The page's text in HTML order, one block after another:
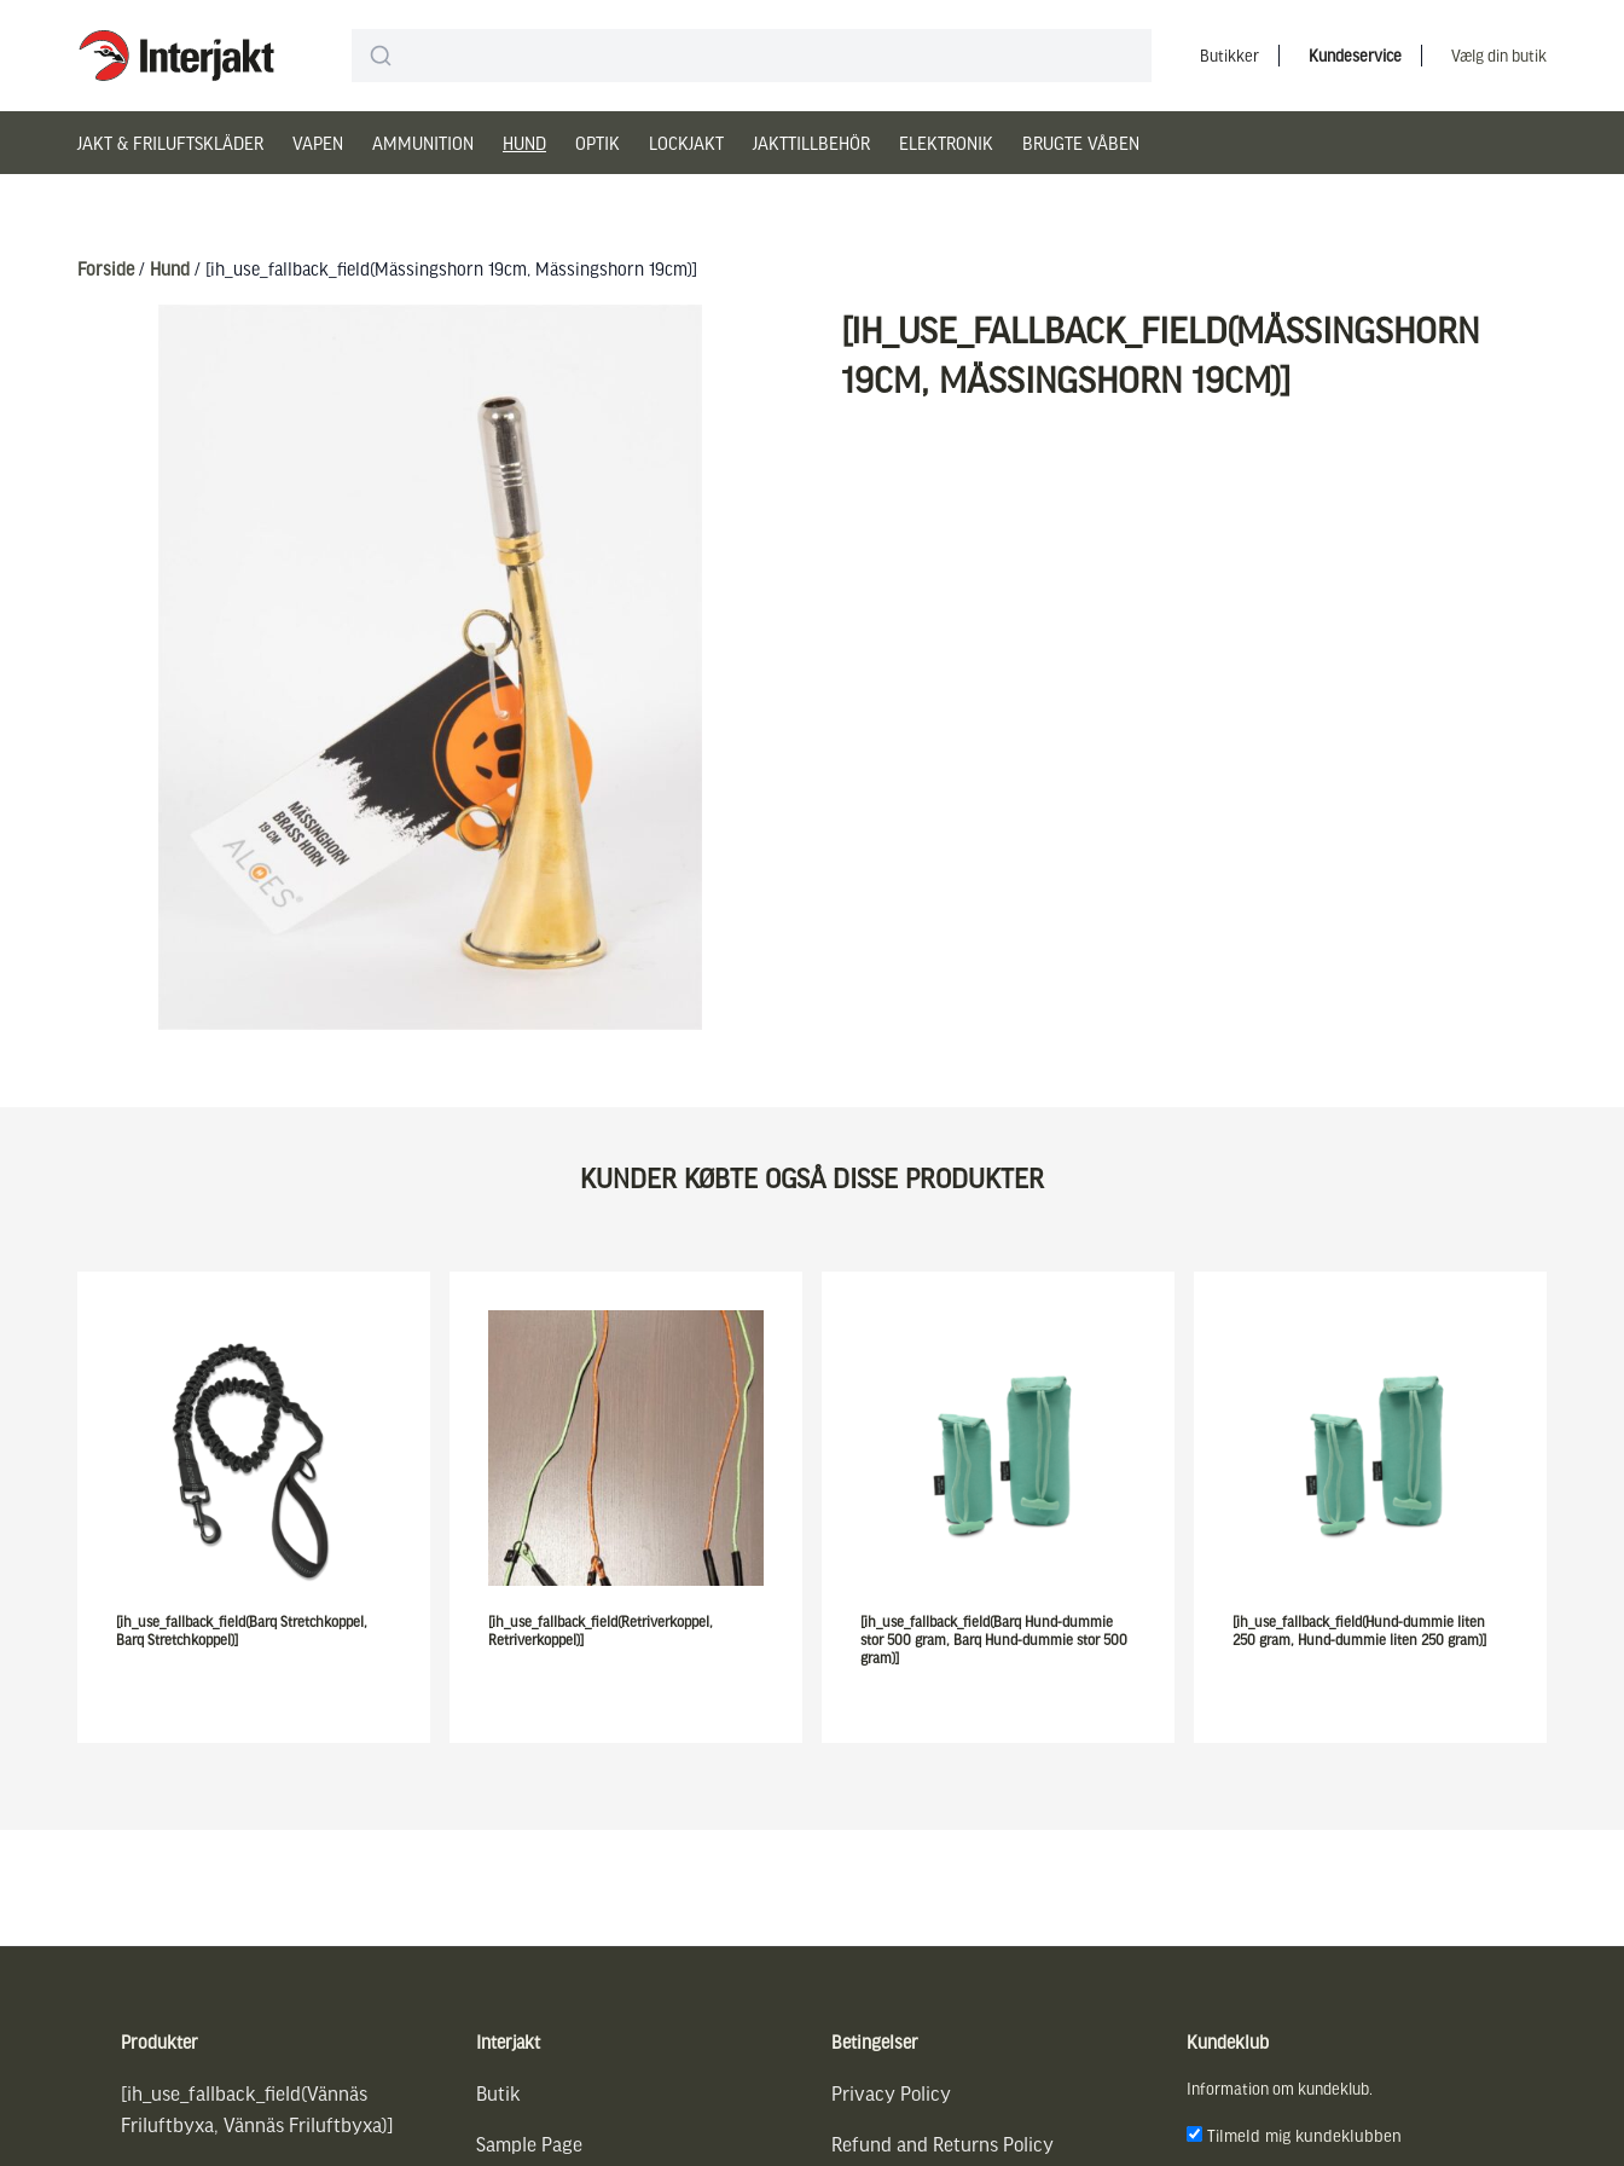
Interjakt DK
Butikker Kundeservice Vælg din butik
JAKT & FRILUFTSKLÄDER VAPEN AMMUNITION HUND OPTIK LOCKJAKT JAKTTILLBEHÖR ELEKTRONIK BRUGTE VÅBEN
Forside/ Hund / [ih_use_fallback_field(Mässingshorn 19cm, Mässingshorn 19cm)]
[IH_USE_FALLBACK_FIELD(MÄSSINGSHORN
19CM, MÄSSINGSHORN 19CM)]
KUNDER KØBTE OGSÅ DISSE PRODUKTER
[ih_use_fallback_field(Barq Stretchkoppel,
Barq Stretchkoppel)]
[ih_use_fallback_field(Retriverkoppel,
Retriverkoppel)]
[ih_use_fallback_field(Barq Hund-dummie
stor 500 gram, Barq Hund-dummie stor 500
gram)]
[ih_use_fallback_field(Hund-dummie liten
250 gram, Hund-dummie liten 250 gram)]
Produkter
[ih_use_fallback_field(Vännäs
Friluftbyxa, Vännäs Friluftbyxa)]
Interjakt
Butik
Sample Page
Betingelser
Privacy Policy
Refund and Returns Policy
Kundeklub
Information om kundeklub.
Tilmeld mig kundeklubben